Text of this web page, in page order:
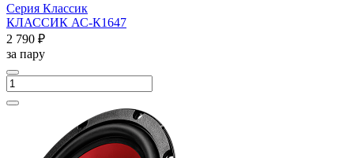
Серия Классик
КЛАССИК АС-К1647
2 790 ₽
за пару